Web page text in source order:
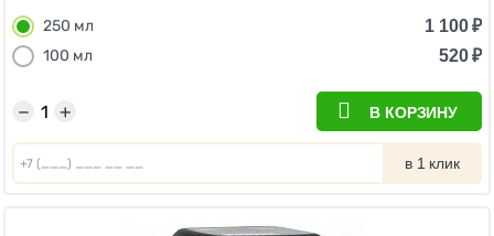
250 мл 1 100₽
100 мл
520₽
+
− В КОРЗИНУ
в 1 клик